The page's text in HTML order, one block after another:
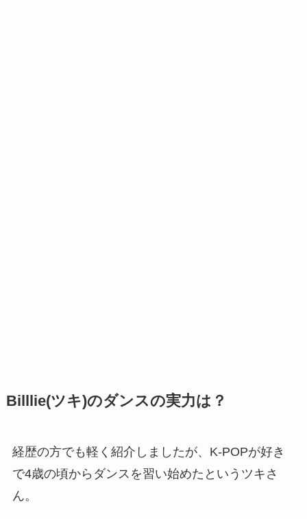
Billlie(ツキ)のダンスの実力は？
経歴の方でも軽く紹介しましたが、K-POPが好き
で4歳の頃からダンスを習い始めたというツキさ
ん。